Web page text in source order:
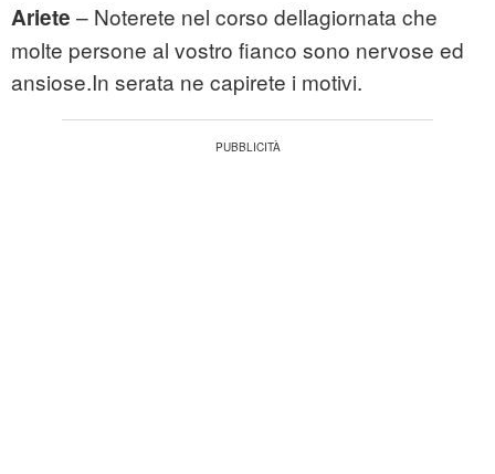
Ariete – Noterete nel corso dellagiornata che
molte persone al vostro fianco sono nervose ed
ansiose.In serata ne capirete i motivi.